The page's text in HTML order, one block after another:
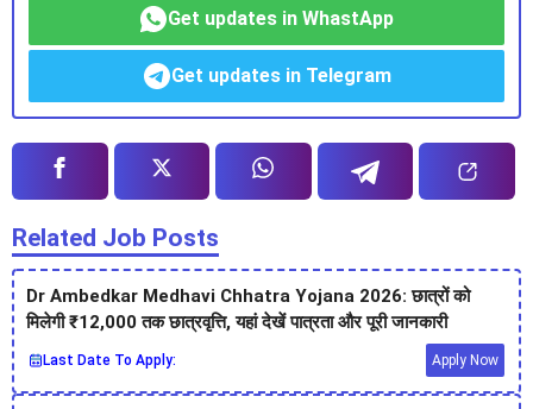
Get updates in WhastApp
Get updates in Telegram
Related Job Posts
Dr Ambedkar Medhavi Chhatra Yojana 2026: छात्रों को
मिलेगी ₹12,000 तक छात्रवृत्ति, यहां देखें पात्रता और पूरी जानकारी
Last Date To Apply: Apply Now